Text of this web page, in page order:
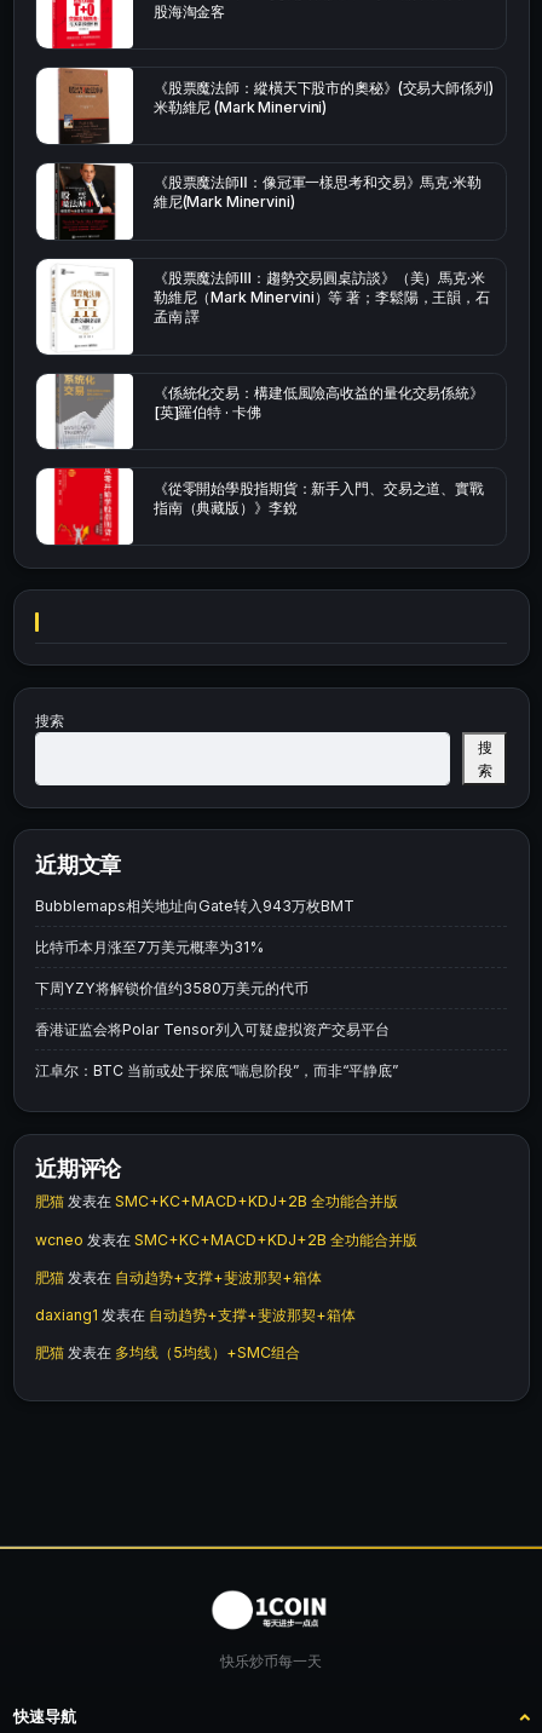
股海淘金客
《股票魔法師：縱橫天下股市的奧秘》(交易大師係列)
米勒維尼 (Mark Minervini)
《股票魔法師Ⅱ：像冠軍一樣思考和交易》馬克·米勒
維尼(Mark Minervini)
《股票魔法師Ⅲ：趨勢交易圓桌訪談》（美）馬克·米
勒維尼（Mark Minervini）等 著；李鬆陽，王韻，石
孟南 譯
《係統化交易：構建低風險高收益的量化交易係統》
[英]羅伯特 · 卡佛
《從零開始學股指期貨：新手入門、交易之道、實戰
指南（典藏版）》李銳
搜索
搜
索
近期文章
Bubblemaps相关地址向Gate转入943万枚BMT
比特币本月涨至7万美元概率为31%
下周YZY将解锁价值约3580万美元的代币
香港证监会将Polar Tensor列入可疑虚拟资产交易平台
江卓尔：BTC 当前或处于探底“喘息阶段”，而非“平静底”
近期评论
肥猫 发表在 SMC+KC+MACD+KDJ+2B 全功能合并版
wcneo 发表在 SMC+KC+MACD+KDJ+2B 全功能合并版
肥猫 发表在 自动趋势+支撑+斐波那契+箱体
daxiang1 发表在 自动趋势+支撑+斐波那契+箱体
肥猫 发表在 多均线（5均线）+SMC组合
快乐炒币每一天
快速导航